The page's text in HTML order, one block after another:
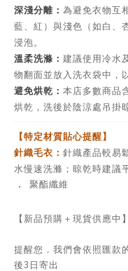
深淺分離： 為避免衣物互
藍、紅）與淺色（如白、
浸泡。
溫柔洗滌： 建議使用冷水
物翻面並放入洗衣袋中，
避免烘乾： 本店多數商品
烘乾，洗後於陰涼處吊掛
【特定材質貼心提醒】
針織毛衣： 針織產品較易
水慢速洗滌；晾乾時建議
． 聚酯纖維
【新品預購＋現貨供應中】
提醒您．我們會依照匯款
後3日寄出